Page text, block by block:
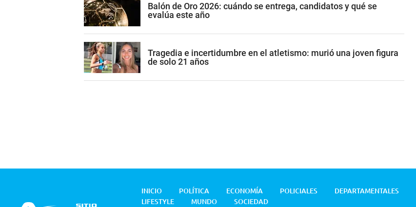
Balón de Oro 2026: cuándo se entrega, candidatos y qué se
evalúa este año
Tragedia e incertidumbre en el atletismo: murió una joven figura
de solo 21 años
INICIO POLÍTICA ECONOMÍA POLICIALES DEPARTAMENTALES
LIFESTYLE
MUNDO SOCIEDAD